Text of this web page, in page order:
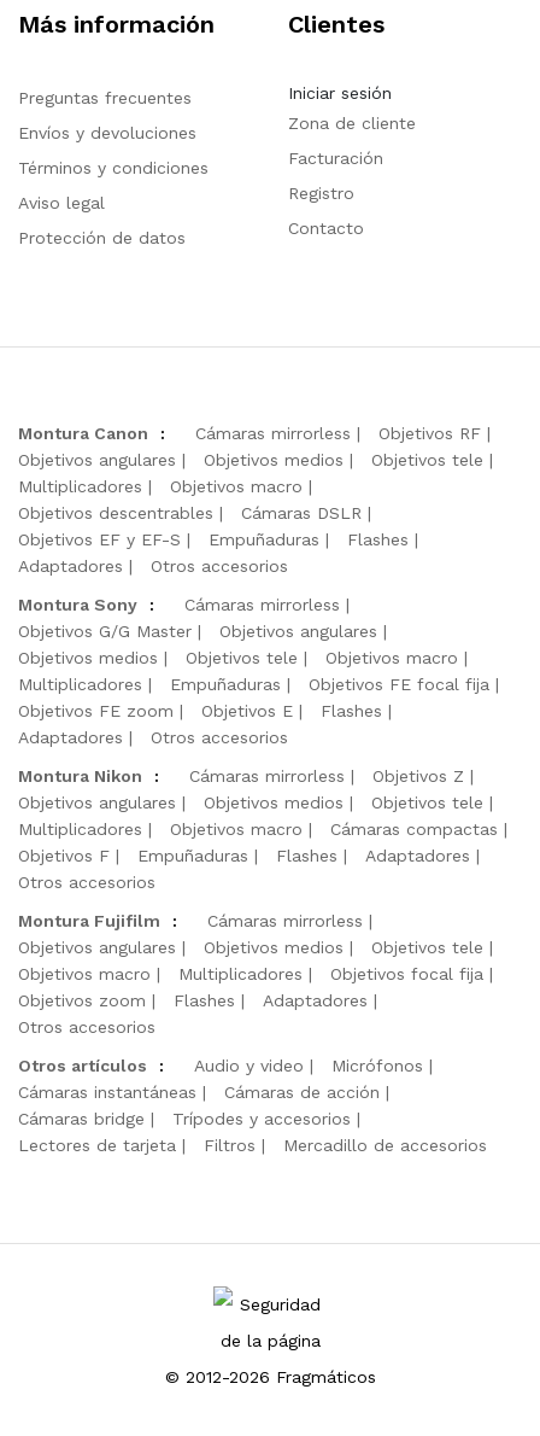
Más información
Preguntas frecuentes
Envíos y devoluciones
Términos y condiciones
Aviso legal
Protección de datos
Clientes
Iniciar sesión
Zona de cliente
Facturación
Registro
Contacto
Montura Canon : Cámaras mirrorless
Objetivos RF
Objetivos angulares
Objetivos medios
Objetivos tele
Multiplicadores
Objetivos macro
Objetivos descentrables
Cámaras DSLR
Objetivos EF y EF-S
Empuñaduras
Flashes
Adaptadores
Otros accesorios
Montura Sony
:
Cámaras mirrorless
Objetivos G/G Master
Objetivos angulares
Objetivos medios
Objetivos tele
Objetivos macro
Multiplicadores
Empuñaduras
Objetivos FE focal fija
Objetivos FE zoom
Objetivos E
Flashes
Adaptadores
Otros accesorios
Montura Nikon
: Cámaras mirrorless
Objetivos Z
Objetivos angulares
Objetivos medios
Objetivos tele
Multiplicadores
Objetivos macro
Cámaras compactas
Objetivos F
Empuñaduras Flashes
Adaptadores
Otros accesorios
Montura Fujifilm
:
Cámaras mirrorless
Objetivos angulares
Objetivos medios
Objetivos tele
Objetivos macro
Multiplicadores
Objetivos focal fija
Objetivos zoom
Flashes
Adaptadores
Otros accesorios
Otros artículos
: Audio y video
Micrófonos
Cámaras instantáneas
Cámaras de acción
Cámaras bridge
Trípodes y accesorios
Lectores de tarjeta
Filtros Mercadillo de accesorios
© 2012-2026 Fragmáticos